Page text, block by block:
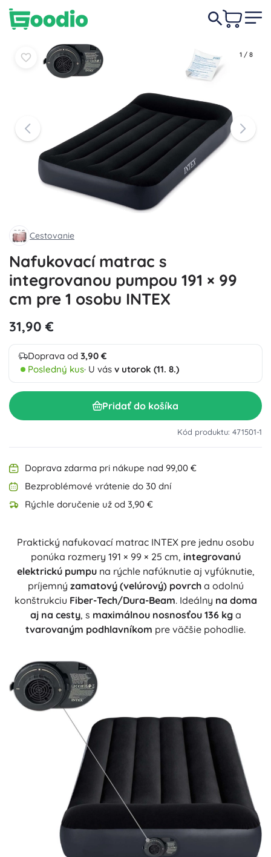
1 / 8
Cestovanie
Nafukovací matrac s
integrovanou pumpou 191 × 99
cm pre 1 osobu INTEX
31,90 €
Doprava od 3,90 €
Posledný kus· U vás v utorok (11. 8.)
Pridať do košíka
Kód produktu: 471501-1
Doprava zdarma pri nákupe nad 99,00 €
Bezproblémové vrátenie do 30 dní
Rýchle doručenie už od 3,90 €
Praktický nafukovací matrac INTEX pre jednu osobu
ponúka rozmery 191 × 99 × 25 cm, integrovanú
elektrickú pumpuna rýchle nafúknutie aj vyfúknutie,
príjemný zamatový (velúrový) povrcha odolnú
konštrukciu Fiber-Tech/Dura-Beam. Ideálny na doma
aj na cesty, s maximálnou nosnosťou 136 kga
tvarovaným podhlavníkom pre väčšie pohodlie.
31,90 € Do košíka